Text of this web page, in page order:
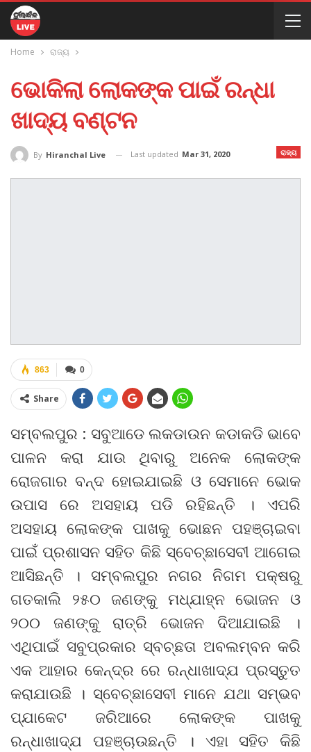
Home ରାଜ୍ୟ
ଭୋକିଲା ଲୋକଙ୍କ ପାଇଁ ରନ୍ଧା
ଖାଦ୍ୟ ବଣ୍ଟନ
ରାଜ୍ୟ
By Hiranchal Live Last updated Mar 31, 2020
0
863
Share
ସମ୍ବଲପୁର : ସବୁଆଡେ ଲକଡାଉନ କଡାକଡି ଭାବେ
ପାଳନ କରା ଯାଉ ଥିବାରୁ ଅନେକ ଲୋକଙ୍କ
ରୋଜଗାର ବନ୍ଦ ହୋଇଯାଇଛି ଓ ସେମାନେ ଭୋକ
ଉପାସ ରେ ଅସହାୟ ପଡି ରହିଛନ୍ତି । ଏପରି
ଅସହାୟ ଲୋକଙ୍କ ପାଖକୁ ଭୋଛନ ପହଞ୍ଚାଇବା
ପାଇଁ ପ୍ରଶାସନ ସହିତ କିଛି ସ୍ବେଚ୍ଛାସେବୀ ଆଗେଇ
ଆସିଛନ୍ତି । ସମ୍ବଲପୁର ନଗର ନିଗମ ପକ୍ଷରୁ
ଗତକାଲି ୨୫୦ ଜଣଙ୍କୁ ମଧ୍ଯାହ୍ନ ଭୋଜନ ଓ
୨୦୦ ଜଣଙ୍କୁ ରାତ୍ରି ଭୋଜନ ଦିଆଯାଇଛି ।
ଏଥିପାଇଁ ସବୁପ୍ରକାର ସ୍ବଚ୍ଛତା ଅବଲମ୍ବନ କରି
ଏକ ଆହାର କେନ୍ଦ୍ର ରେ ରନ୍ଧାଖାଦ୍ଯ ପ୍ରସ୍ତୁତ
କରାଯାଉଛି । ସ୍ବେଚ୍ଛାସେବୀ ମାନେ ଯଥା ସମ୍ଭବ
ପ୍ଯାକେଟ ଜରିଆରେ ଲୋକଙ୍କ ପାଖକୁ
ରନ୍ଧାଖାଦ୍ଯ ପହଞ୍ଚାଉଛନ୍ତି । ଏହା ସହିତ କିଛି